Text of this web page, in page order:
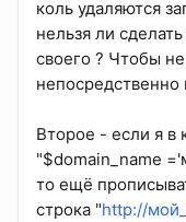
коль удаляются
нельзя ли
своего ? Чтобы
непосредственно
Второе - если я в
"$domain_name
то ещё
строка "http://